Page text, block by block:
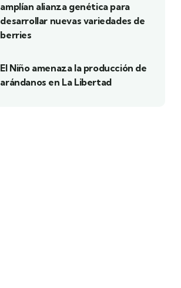
amplían alianza genética para
desarrollar nuevas variedades de
berries
El Niño amenaza la producción de
arándanos en La Libertad